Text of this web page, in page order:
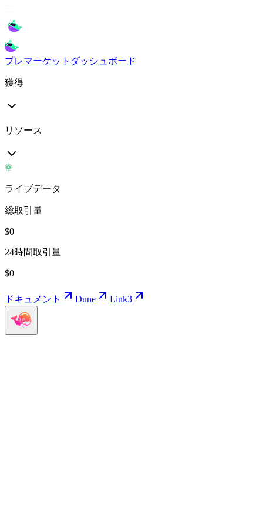
プレマーケット ダッシュボード
獲得
リソース
ライブデータ
総取引量
$0
24時間取引量
$0
ドキュメント Dune Link3